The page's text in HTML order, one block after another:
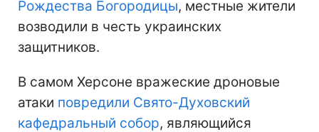
Рождества Богородицы, местные жители
возводили в честь украинских
защитников.
В самом Херсоне вражеские дроновые
атаки повредили Свято-Духовский
кафедральный собор, являющийся